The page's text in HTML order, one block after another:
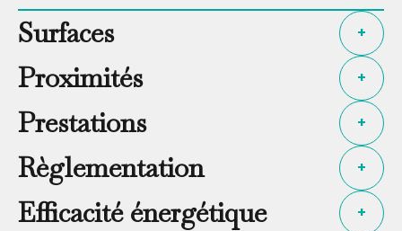
Surfaces +
Proximités +
Prestations +
Règlementation +
Efficacité énergétique +